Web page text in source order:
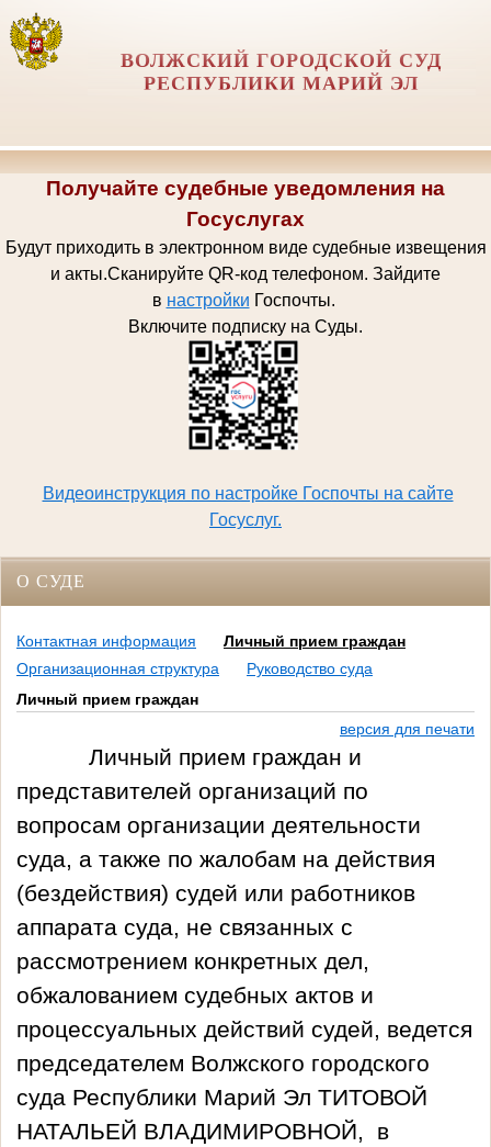
ВОЛЖСКИЙ ГОРОДСКОЙ СУД
РЕСПУБЛИКИ МАРИЙ ЭЛ
Получайте судебные уведомления на
Госуслугах
Будут приходить в электронном виде судебные извещения
и акты.Сканируйте QR-код телефоном. Зайдите
в настройки Госпочты.
Включите подписку на Суды.
Видеоинструкция по настройке Госпочты на сайте
Госуслуг.
О СУДЕ
Контактная информация
Личный прием граждан
Организационная структура
Руководство суда
Личный прием граждан
версия для печати
Личный прием граждан и
представителей организаций по
вопросам организации деятельности
суда, а также по жалобам на действия
(бездействия) судей или работников
аппарата суда, не связанных с
рассмотрением конкретных дел,
обжалованием судебных актов и
процессуальных действий судей, ведется
председателем Волжского городского
суда Республики Марий Эл ТИТОВОЙ
НАТАЛЬЕЙ ВЛАДИМИРОВНОЙ, в